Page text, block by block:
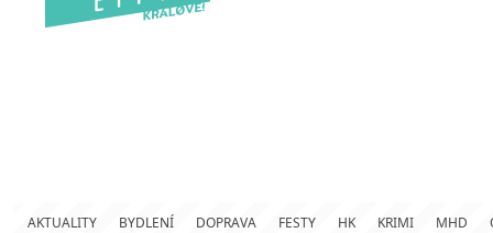
AKTUALITY BYDLENÍ DOPRAVA FESTY HK KRIMI MHD